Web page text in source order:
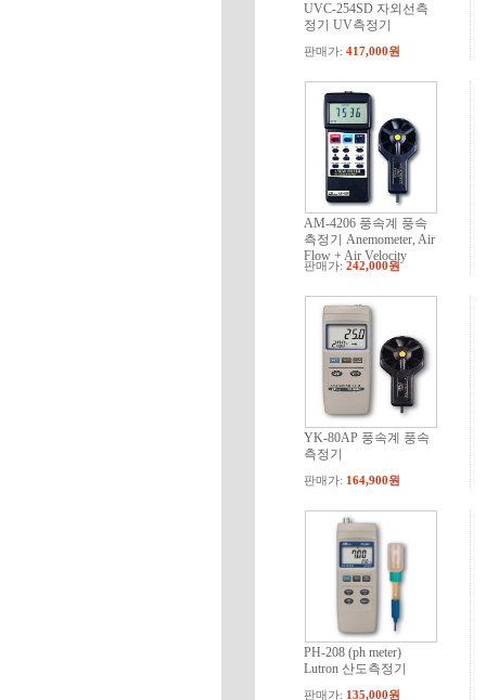
UVC-254SD 자외선측
정기 UV측정기
판매가:417,000원
AM-4206 풍속계 풍속
측정기 Anemometer, Air
Flow + Air Velocity
판매가:242,000원
YK-80AP 풍속계 풍속
측정기
판매가: 164,900원
PH-208 (ph meter)
Lutron 산도측정기
판매가: 135,000원